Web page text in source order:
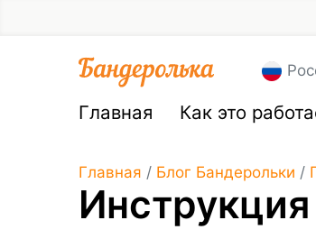
Главная Как это
Главная / Блог Бандерольки /